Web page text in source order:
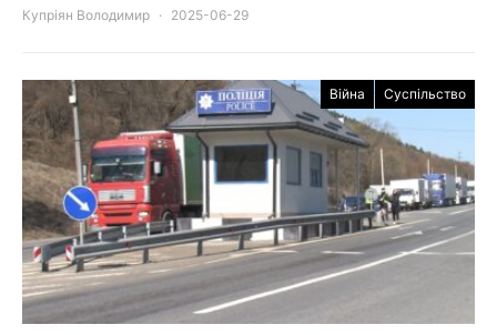
Купріян Володимир 2025-06-29
Війна Суспільство